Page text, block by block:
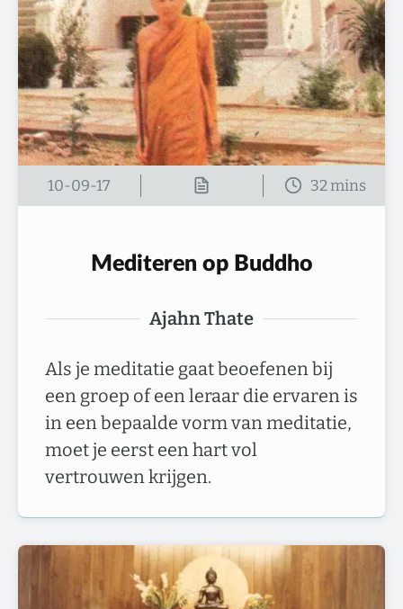
10-09-17
Mediteren op Buddho
Ajahn Thate
Als je meditatie gaat beoefenen bij
een groep of een leraar die ervaren is
in een bepaalde vorm van meditatie,
moet je eerst een hart vol
vertrouwen krijgen.